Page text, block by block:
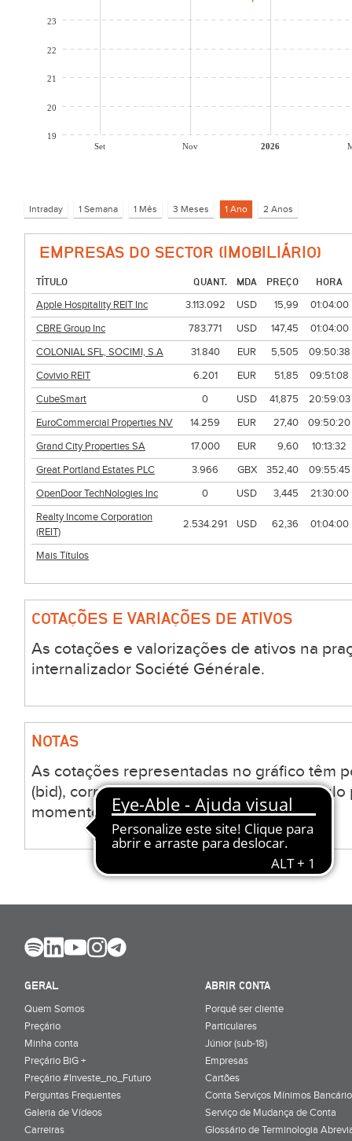
Set Nov 2026
19
20
21
22
23
EMPRESAS DO SECTOR (IMOBILIÁRIO)
TÍTULO QUANT. MDA PREÇO
HORA
Apple Hospitality REIT Inc
3.113.092 USD 15,99
01:04:00
CBRE Group Inc
783.771 USD 147,45
01:04:00
COLONIAL SFL, SOCIMI, S.A
31.840 EUR 5,505
09:50:38
Covivio REIT
6.201 EUR 51,85
09:51:08
CubeSmart
0 USD 41,875
20:59:03
EuroCommercial Properties NV
14.259 EUR 27,40
09:50:20
Grand City Properties SA
17.000 EUR 9,60
10:13:32
Great Portland Estates PLC
3.966 GBX 352,40
09:55:45
OpenDoor TechNologies Inc
0 USD 3,445
21:30:00
Realty Income Corporation
(REIT)
2.534.291 USD 62,36 01:04:00
Mais Títulos
COTAÇÕES E VARIAÇÕES DE ATIVOS
As cotações e valorizações de ativos na
internalizador Société Générale.
NOTAS
As cotações representadas no gráfico têm
(bid), correspondente ao valor a que o
momento.
GERAL
Quem Somos
Preçário
Minha conta
Preçário BiG +
Preçário #Investe_no_Futuro
Perguntas Frequentes
Galeria de Vídeos
Carreiras
ABRIR CONTA
Porquê ser cliente
Particulares
Júnior (sub-18)
Empresas
Cartões
Conta Serviços Mínimos
Serviço de Mudança de Conta
Glossário de Terminologia